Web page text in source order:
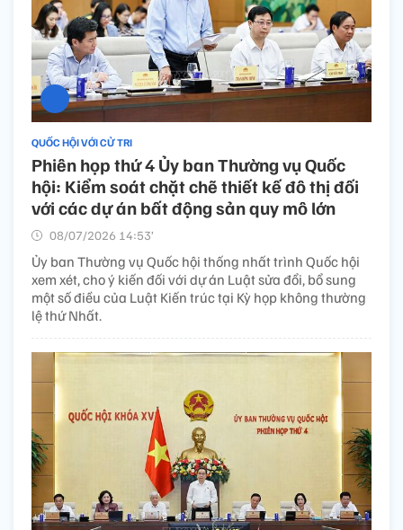
QUỐC HỘI VỚI CỬ TRI
Phiên họp thứ 4 Ủy ban Thường vụ Quốc
hội: Kiểm soát chặt chẽ thiết kế đô thị đối
với các dự án bất động sản quy mô lớn
08/07/2026 14:53’
Ủy ban Thường vụ Quốc hội thống nhất trình Quốc hội
xem xét, cho ý kiến đối với dự án Luật sửa đổi, bổ sung
một số điều của Luật Kiến trúc tại Kỳ họp không thường
lệ thứ Nhất.